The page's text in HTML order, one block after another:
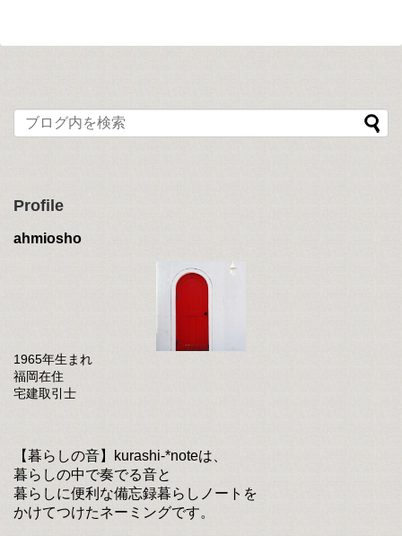
Profile
ahmiosho
1965年生まれ
福岡在住
宅建取引士
【暮らしの音】kurashi-*noteは、
暮らしの中で奏でる音と
暮らしに便利な備忘録暮らしノートを
かけてつけたネーミングです。